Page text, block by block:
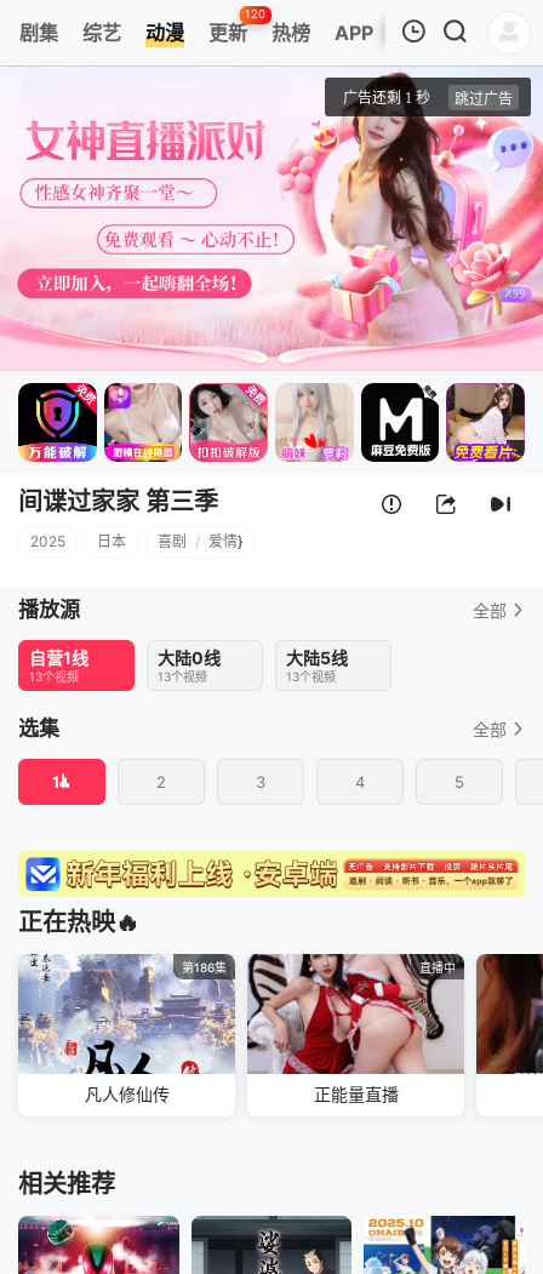
剧集 综艺 动漫 更新
120
热榜 APP
间谍过家家 第三季
间谍过家家 第三季
2025 日本 喜剧 / 爱情}
播放源 全部
自营1线
13个视频
大陆0线
13个视频
大陆5线
13个视频
选集 全部
1 2 3 4 5
正在热映🔥
第186集
凡人修仙传
直播中
正能量直播
相关推荐